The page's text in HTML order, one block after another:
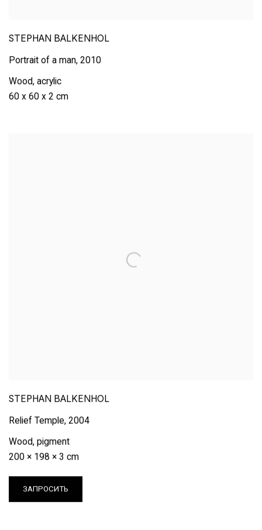
STEPHAN BALKENHOL
Portrait of a man, 2010
Wood, acrylic
60 x 60 x 2 cm
STEPHAN BALKENHOL
Relief Temple, 2004
Wood, pigment
200 × 198 × 3 cm
ЗАПРОСИТЬ